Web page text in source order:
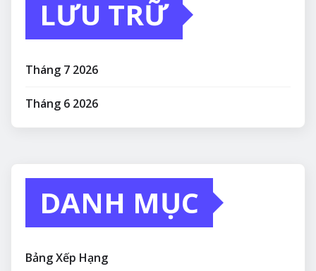
LƯU TRỮ
Tháng 7 2026
Tháng 6 2026
DANH MỤC
Bảng Xếp Hạng